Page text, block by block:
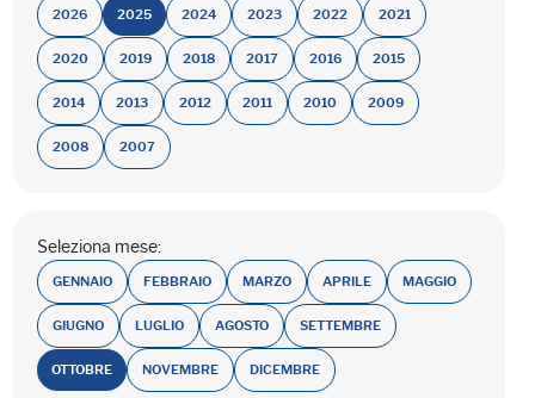
2026 2025 2024 2023 2022 2021
2020 2019 2018 2017 2016 2015
2014 2013 2012 2011 2010 2009
2008 2007
Seleziona mese:
GENNAIO FEBBRAIO MARZO APRILE MAGGIO
GIUGNO LUGLIO AGOSTO SETTEMBRE
OTTOBRE NOVEMBRE DICEMBRE